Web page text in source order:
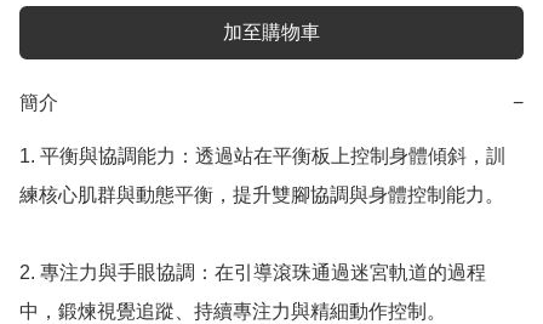
加至購物車
簡介 −
1. 平衡與協調能力：透過站在平衡板上控制身體傾斜，訓
練核心肌群與動態平衡，提升雙腳協調與身體控制能力。
2. 專注力與手眼協調：在引導滾珠通過迷宮軌道的過程
中，鍛煉視覺追蹤、持續專注力與精細動作控制。